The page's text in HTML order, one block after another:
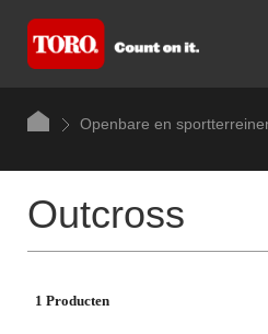
Openbare en
Outcross
1 Producten